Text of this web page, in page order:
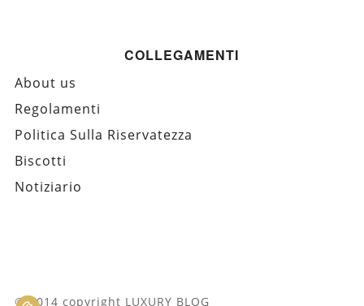
COLLEGAMENTI
About us
Regolamenti
Politica Sulla Riservatezza
Biscotti
Notiziario
© 2014 copyright LUXURY BLOG